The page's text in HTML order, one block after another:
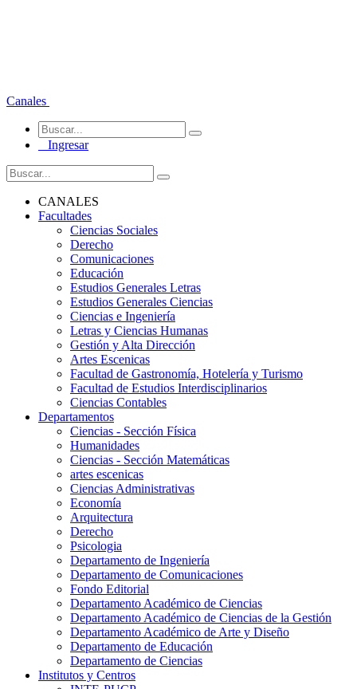
Canales
Ingresar
CANALES
Facultades
Ciencias Sociales
Derecho
Comunicaciones
Educación
Estudios Generales Letras
Estudios Generales Ciencias
Ciencias e Ingeniería
Letras y Ciencias Humanas
Gestión y Alta Dirección
Artes Escenicas
Facultad de Gastronomía, Hotelería y Turismo
Facultad de Estudios Interdisciplinarios
Ciencias Contables
Departamentos
Ciencias - Sección Física
Humanidades
Ciencias - Sección Matemáticas
artes escenicas
Ciencias Administrativas
Economía
Arquitectura
Derecho
Psicologia
Departamento de Ingeniería
Departamento de Comunicaciones
Fondo Editorial
Departamento Académico de Ciencias
Departamento Académico de Ciencias de la Gestión
Departamento Académico de Arte y Diseño
Departamento de Educación
Departamento de Ciencias
Institutos y Centros